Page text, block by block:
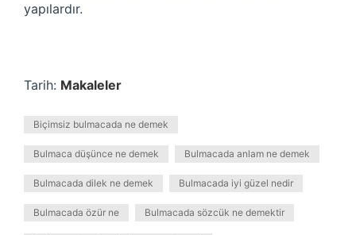
yapılardır.
Tarih: Makaleler
Biçimsiz bulmacada ne demek
Bulmaca düşünce ne demek Bulmacada anlam ne demek
Bulmacada dilek ne demek Bulmacada iyi güzel nedir
Bulmacada özür ne Bulmacada sözcük ne demektir